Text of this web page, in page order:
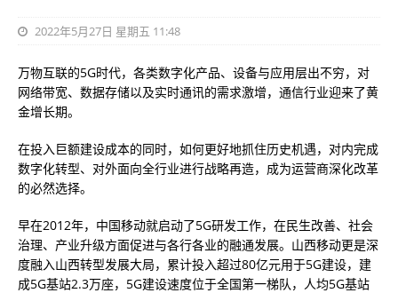
2022年5月27日 星期五 11:48
万物互联的5G时代，各类数字化产品、设备与应用层出不穷，对
网络带宽、数据存储以及实时通讯的需求激增，通信行业迎来了黄
金增长期。
在投入巨额建设成本的同时，如何更好地抓住历史机遇，对内完成
数字化转型、对外面向全行业进行战略再造，成为运营商深化改革
的必然选择。
早在2012年，中国移动就启动了5G研发工作，在民生改善、社会
治理、产业升级方面促进与各行各业的融通发展。山西移动更是深
度融入山西转型发展大局，累计投入超过80亿元用于5G建设，建
成5G基站2.3万座，5G建设速度位于全国第一梯队，人均5G基站